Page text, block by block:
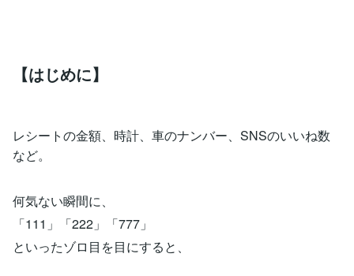
【はじめに】
レシートの金額、時計、車のナンバー、SNSのいいね数
など。
何気ない瞬間に、
「111」「222」「777」
といったゾロ目を目にすると、